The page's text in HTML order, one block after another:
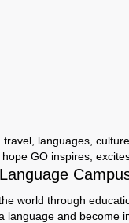
languages,
GO inspires,
world through
language and become